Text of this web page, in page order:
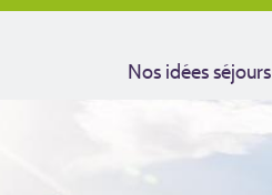
Nos idées séjours